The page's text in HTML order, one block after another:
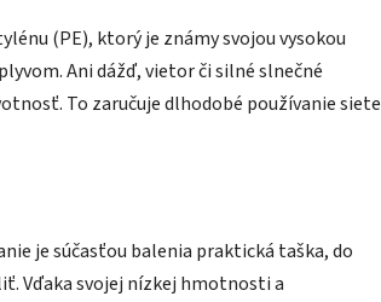
(PE), ktorý je známy svojou vysokou
Ani dážď, vietor či silné slnečné
To zaručuje dlhodobé používanie siete
je súčasťou balenia praktická taška, do
Vďaka svojej nízkej hmotnosti a